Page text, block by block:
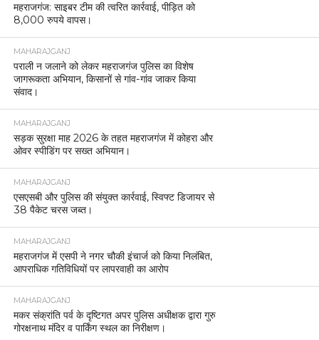
महराजगंज: साइबर टीम की त्वरित कार्रवाई, पीड़ित को
8,000 रुपये वापस।
MAHARAJGANJ
पराली न जलाने को लेकर महराजगंज पुलिस का विशेष
जागरूकता अभियान, किसानों से गांव-गांव जाकर किया
संवाद।
MAHARAJGANJ
सड़क सुरक्षा माह 2026 के तहत महराजगंज में कोहरा और
ओवर स्पीडिंग पर सख्त अभियान।
MAHARAJGANJ
एसएसबी और पुलिस की संयुक्त कार्रवाई, स्विफ्ट डिजायर से
38 पैकेट चरस जब्त।
MAHARAJGANJ
महराजगंज में एसपी ने नगर चौकी इंचार्ज को किया निलंबित,
आपराधिक गतिविधियों पर लापरवाही का आरोप
MAHARAJGANJ
मकर संक्रांति पर्व के दृष्टिगत अपर पुलिस अधीक्षक द्वारा गुरु
गोरक्षनाथ मंदिर व पार्किंग स्थल का निरीक्षण।